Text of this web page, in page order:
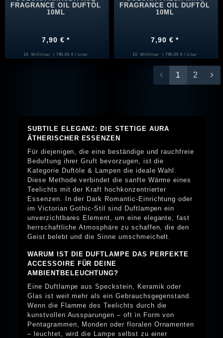
FRAGRANCE OIL DUFTÖL
10ML
7,90 € *
10 Milliliter | 790,00 € / Liter
FRAGRANCE OIL DUFTÖL
10ML
7,90 € *
10 Milliliter | 790,00 € / Liter
1 2
SUBTILE ELEGANZ: DIE STETIGE AURA
ÄTHERISCHER ESSENZEN
Für diejenigen, die eine beständige und rauchfreie
Beduftung ihrer Gruft bevorzugen, ist die
Kategorie Duftöle & Lampen die ideale Wahl.
Diese Methode verbindet die sanfte Wärme eines
Teelichts mit der Kraft hochkonzentrierter
Essenzen. In der Dark Romantic-Einrichtung oder
im Victorian Gothic-Stil sind Duftlampen ein
unverzichtbares Element, um eine elegante, fast
herrschaftliche Atmosphäre zu schaffen, die den
Geist belebt und die Sinne umschmeichelt.
WARUM IST DIE DUFTLAMPE DAS PERFEKTE
ACCESSOIRE FÜR DEINE
AMBIENTBELEUCHTUNG?
Eine Duftlampe aus Speckstein, Keramik oder
Glas ist weit mehr als ein Gebrauchsgegenstand.
Wenn die Flamme des Teelichts durch die
kunstvollen Aussparungen – oft in Form von
Pentagrammen, Monden oder floralen Ornamenten
– leuchtet, wird die Lampe selbst zu einer